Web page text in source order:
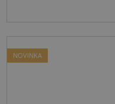
NOVINKA